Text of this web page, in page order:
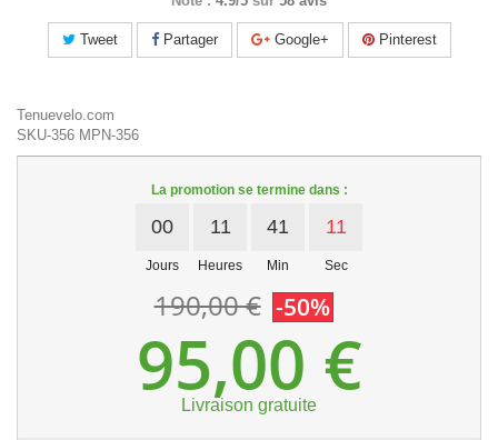
Tweet Partager Google+ Pinterest
Tenuevelo.com
SKU-356 MPN-356
La promotion se termine dans :
00
Jours
11
Heures
41
Min
10
Sec
190,00 € -50%
95,00 €
Livraison gratuite